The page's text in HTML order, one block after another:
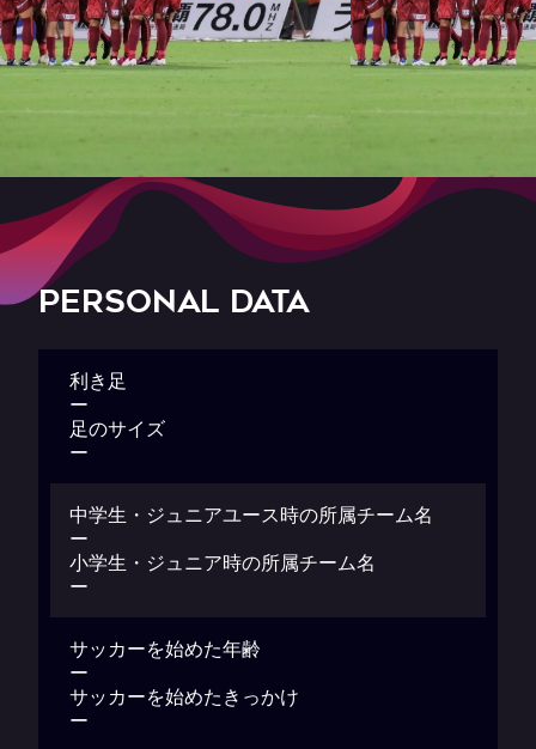
PERSONAL DATA
利き足
ー
足のサイズ
ー
中学生・ジュニアユース時の所属チーム名
ー
小学生・ジュニア時の所属チーム名
ー
サッカーを始めた年齢
ー
サッカーを始めたきっかけ
ー